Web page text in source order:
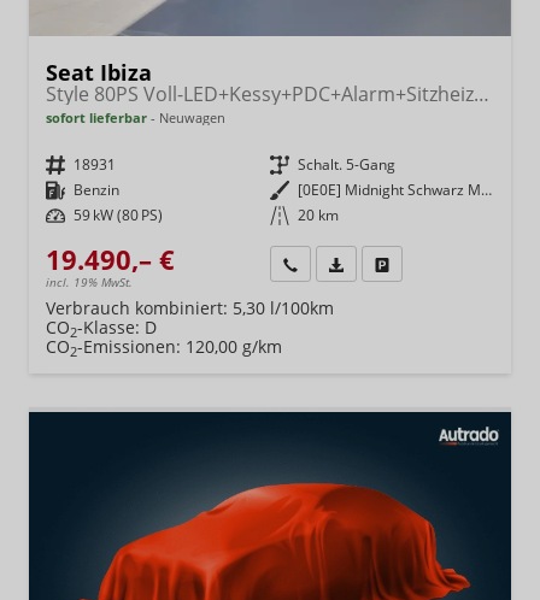
Seat Ibiza
Style 80PS Voll-LED+Kessy+PDC+Alarm+Sitzheizung+Kamera+App-Connect
sofort lieferbar Neuwagen
Fahrzeugnr. 18931 Getriebe Schalt. 5-Gang
Kraftstoff Benzin Außenfarbe
[0E0E] Midnight Schwarz Metallic
Leistung 59 kW (80 PS) Kilometerstand 20 km
19.490,– €
incl. 19% MwSt.
Wir rufen Sie anFahrzeugexposé (PDF)
Verbrauch kombiniert: 5,30 l/100km
CO2-Klasse: D
CO2-Emissionen: 120,00 g/km